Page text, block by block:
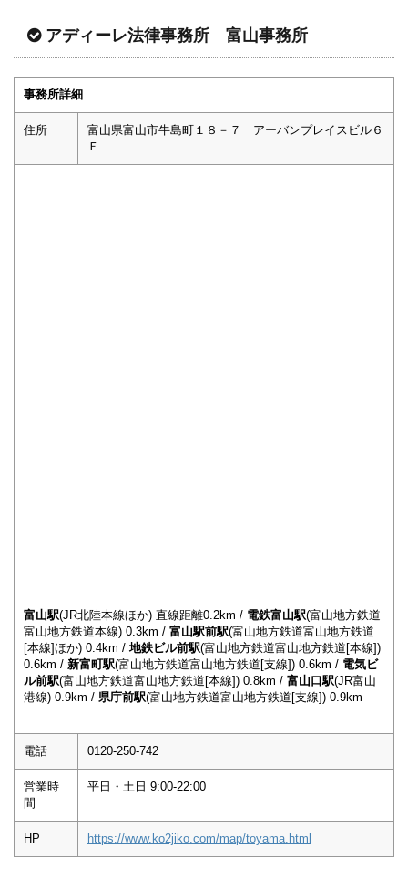
アディーレ法律事務所 富山事務所
事務所詳細
住所
富山県富山市牛島町１８－７ アーバンプレイスビル６
Ｆ
富山駅(JR北陸本線ほか) 直線距離0.2km / 電鉄富山駅(富山地方鉄道
富山地方鉄道本線) 0.3km / 富山駅前駅(富山地方鉄道富山地方鉄道
[本線]ほか) 0.4km / 地鉄ビル前駅(富山地方鉄道富山地方鉄道[本線])
0.6km / 新富町駅(富山地方鉄道富山地方鉄道[支線]) 0.6km / 電気ビ
ル前駅(富山地方鉄道富山地方鉄道[本線]) 0.8km / 富山口駅(JR富山
港線) 0.9km / 県庁前駅(富山地方鉄道富山地方鉄道[支線]) 0.9km
電話 0120-250-742
営業時
間
平日・土日 9:00-22:00
HP https://www.ko2jiko.com/map/toyama.html